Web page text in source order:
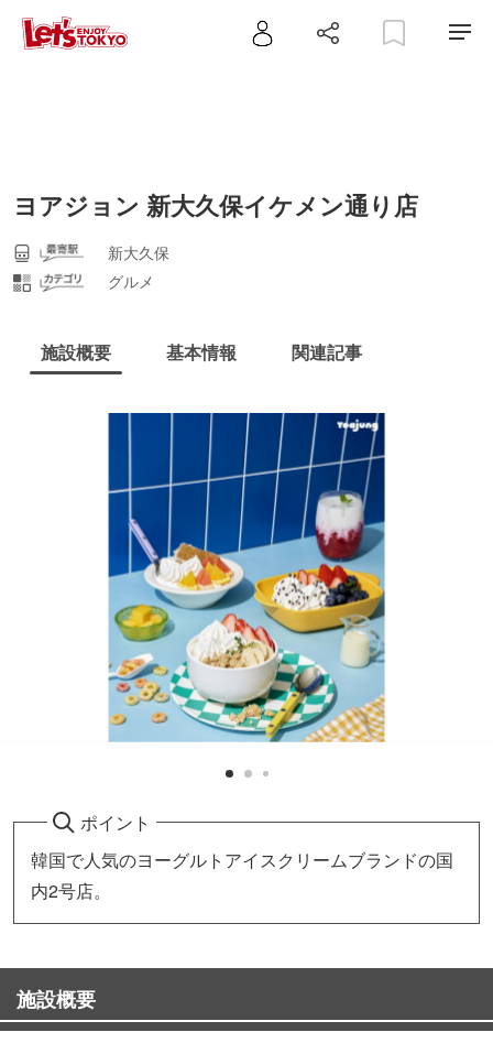
ヨアジョン 新大久保イケメン通り店
新大久保
グルメ
施設概要 基本情報 関連記事
ポイント
韓国で人気のヨーグルトアイスクリームブランドの国
内2号店。
施設概要